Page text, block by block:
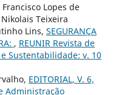
Lopes de
Teixeira
Lins, SEGURANÇA
, REUNIR Revista de
Sustentabilidade: v. 10
EDITORIAL, V. 6,
Administração